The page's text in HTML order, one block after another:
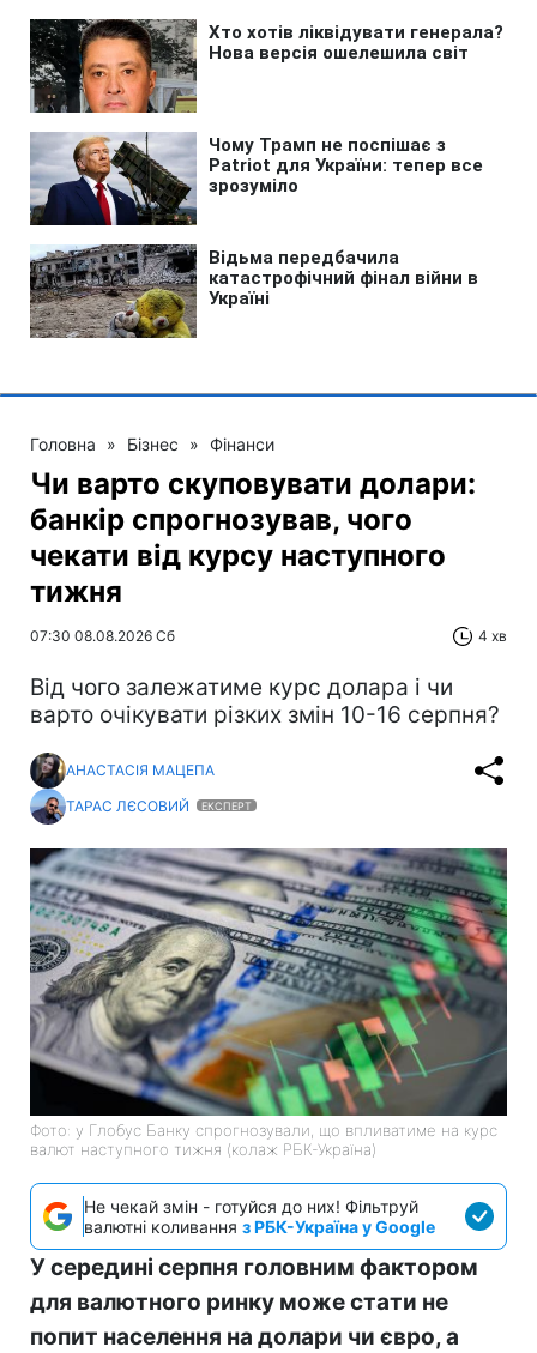
Головна » Бізнес » Фінанси
Чи варто скуповувати долари:
банкір спрогнозував, чого
чекати від курсу наступного
тижня
07:30 08.08.2026 Сб 4 хв
Від чого залежатиме курс долара і чи
варто очікувати різких змін 10-16 серпня?
АНАСТАСІЯ МАЦЕПА
ТАРАС ЛЄСОВИЙ
ЕКСПЕРТ
Фото: у Глобус Банку спрогнозували, що впливатиме на курс
валют наступного тижня (колаж РБК-Україна)
Не чекай змін - готуйся до них! Фільтруй
валютні коливання з РБК-Україна у Google
У середині серпня головним фактором
для валютного ринку може стати не
попит населення на долари чи євро, а